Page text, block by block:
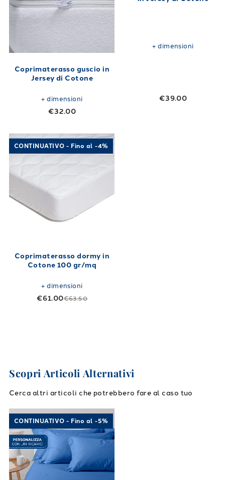
Coprimaterasso guscio in
Jersey di Cotone
€32.00
+dimensioni €39.00
+dimensioni
Link to "Coprimaterasso dormy in Cotone
CONTINUATIVO - Fino al -4%
Coprimaterasso dormy in
Cotone 100 gr/mq
€61.00€63.50
+dimensioni
Scopri Articoli Alternativi
Cerca altri articoli che potrebbero fare al caso tuo
Link to "Completo Lenzuola Cotone tinta
CONTINUATIVO - Fino al -5%